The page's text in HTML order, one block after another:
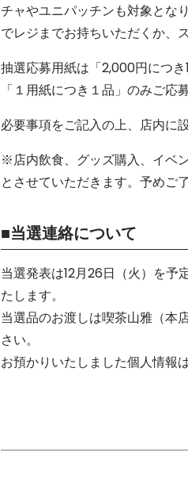
チャやユニパッチンも対象とな
でレジまでお持ちいただくか、
抽選応募用紙は「2,000円につき
「１用紙につき１品」のみご応
必要事項をご記入の上、店内に
※店内飲食、グッズ購入、イベ
とさせていただきます。予めご
■当選連絡について
当選発表は12月26日（火）を予
たします。
当選品のお渡しは喫茶山雅（本
さい。
お預かりいたしました個人情報